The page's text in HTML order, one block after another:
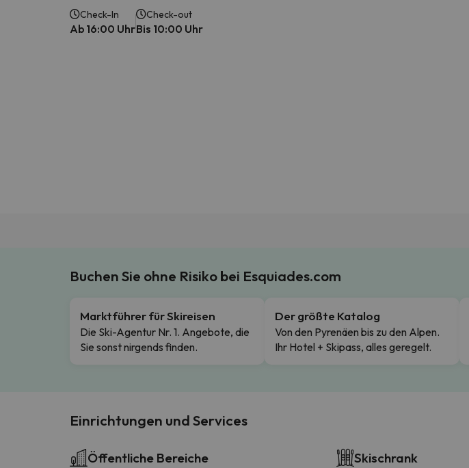
Check-In
Ab 16:00 Uhr
Check-out
Bis 10:00 Uhr
Buchen Sie ohne Risiko bei Esquiades.com
Marktführer für Skireisen
Die Ski-Agentur Nr. 1. Angebote, die
Sie sonst nirgends finden.
Der größte Katalog
Von den Pyrenäen bis zu den Alpen.
Ihr Hotel + Skipass, alles geregelt.
Einrichtungen und Services
Öffentliche Bereiche Skischrank